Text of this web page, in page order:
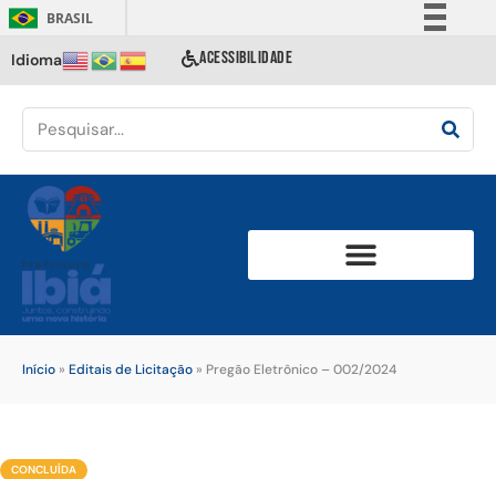
BRASIL
Comunica BR
Acesso à informação
Idioma ACESSIBILIDADE
Início » Editais de Licitação » Pregão Eletrônico – 002/2024
CONCLUÍDA